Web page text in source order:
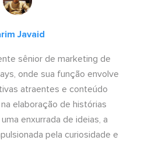
Javaid
sênior de marketing de
onde sua função envolve
atraentes e conteúdo
elaboração de histórias
enxurrada de ideias, a
pela curiosidade e